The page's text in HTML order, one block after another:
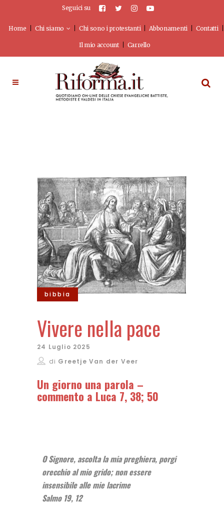
Seguici su
Home Chi siamo Chi sono i protestanti Abbonamenti Contatti
Il mio account Carrello
bibbia
Vivere nella pace
24 Luglio 2025
di Greetje Van der Veer
Un giorno una parola –
commento a Luca 7, 38; 50
O Signore, ascolta la mia preghiera, porgi
orecchio al mio grido; non essere
insensibile alle mie lacrime
Salmo 19, 12